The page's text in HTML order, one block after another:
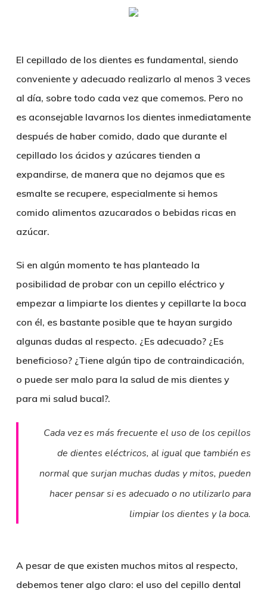
content
El cepillado de los dientes es fundamental, siendo
conveniente y adecuado realizarlo al menos 3 veces
al día, sobre todo cada vez que comemos. Pero no
es aconsejable lavarnos los dientes inmediatamente
después de haber comido, dado que durante el
cepillado los ácidos y azúcares tienden a
expandirse, de manera que no dejamos que es
esmalte se recupere, especialmente si hemos
comido alimentos azucarados o bebidas ricas en
azúcar.
Si en algún momento te has planteado la
posibilidad de probar con un cepillo eléctrico y
empezar a limpiarte los dientes y cepillarte la boca
con él, es bastante posible que te hayan surgido
algunas dudas al respecto. ¿Es adecuado? ¿Es
beneficioso? ¿Tiene algún tipo de contraindicación,
o puede ser malo para la salud de mis dientes y
para mi salud bucal?.
Cada vez es más frecuente el uso de los cepillos
de dientes eléctricos, al igual que también es
normal que surjan muchas dudas y mitos, pueden
hacer pensar si es adecuado o no utilizarlo para
limpiar los dientes y la boca.
A pesar de que existen muchos mitos al respecto,
debemos tener algo claro: el uso del cepillo dental